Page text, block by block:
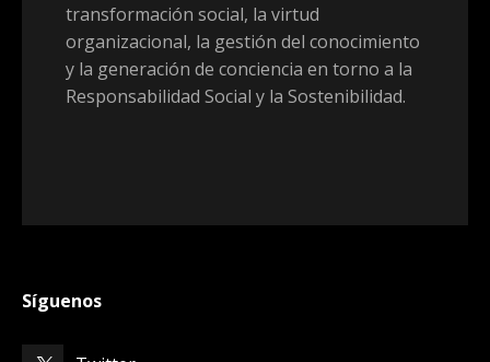
transformación social, la virtud
organizacional, la gestión del conocimiento
y la generación de conciencia en torno a la
Responsabilidad Social y la Sostenibilidad.
Síguenos